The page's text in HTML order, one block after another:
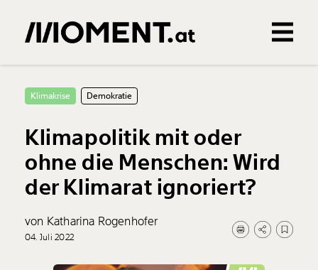
0Treffer
Klimakrise Demokratie
Klimapolitik mit oder
ohne die Menschen: Wird
der Klimarat ignoriert?
von Katharina Rogenhofer
04. Juli 2022